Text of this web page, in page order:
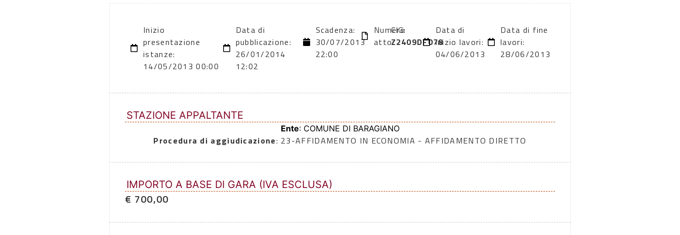
Inizio
presentazione
istanze:
14/05/2013 00:00
Data di
pubblicazione:
26/01/2014
12:02
Scadenza:
30/07/2013
22:00
Numero
atto:
CIG:
Z2409DF078
Data di
inizio lavori:
04/06/2013
Data di fine
lavori:
28/06/2013
STAZIONE APPALTANTE
Ente: COMUNE DI BARAGIANO
Procedura di aggiudicazione: 23-AFFIDAMENTO IN ECONOMIA - AFFIDAMENTO DIRETTO
IMPORTO A BASE DI GARA (IVA ESCLUSA)
€ 700,00